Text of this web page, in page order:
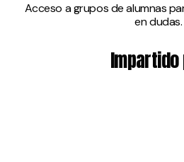
Acceso a grupos dealumnas
en dudas.